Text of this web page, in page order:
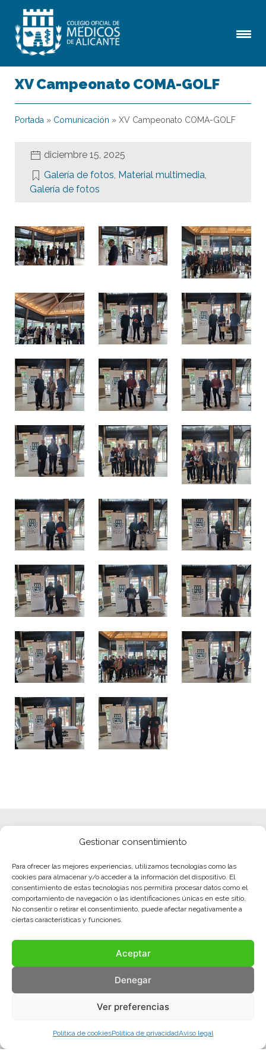
Gestionar consentimiento
Para ofrecer las mejores experiencias, utilizamos tecnologías como las
cookies para almacenar y/o acceder a la información del dispositivo. El
consentimiento de estas tecnologías nos permitirá procesar datos como el
comportamiento de navegación o las identificaciones únicas en este sitio.
No consentir o retirar el consentimiento, puede afectar negativamente a
ciertas características y funciones.
Aceptar
Denegar
Ver preferencias
Política de cookiesPolítica de privacidadAviso legal
XV Campeonato COMA-GOLF
Portada » Comunicación » XV Campeonato COMA-GOLF
diciembre 15, 2025
Galería de fotos, Material multimedia,
Galería de fotos